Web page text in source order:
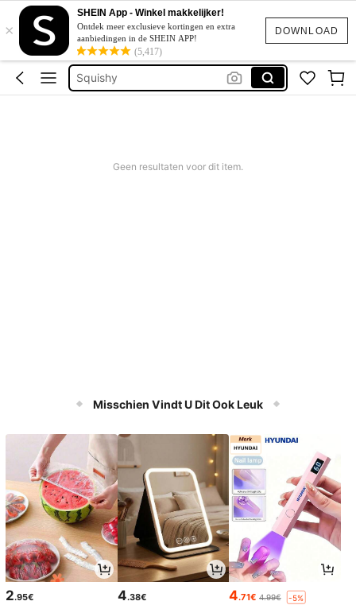
DOWNLOAD
×
SHEIN App - Winkel makkelijker!
Ontdek meer exclusieve kortingen en extra
aanbiedingen in de SHEIN APP!
(5,417)
Corrigerend Badpak
Katoen
Squishy
Geen resultaten voor dit item.
Misschien Vindt U Dit Ook Leuk
2.95€ 4.38€ 4.71€ 4.99€ -5%